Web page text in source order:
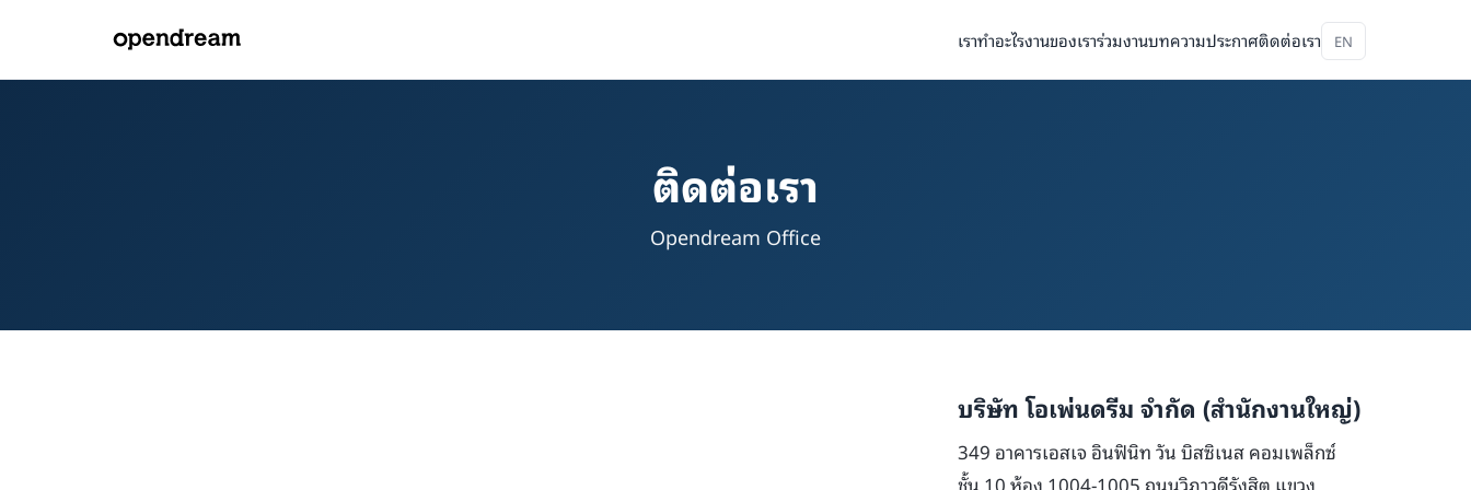
เราทำอะไรงานของเราร่วมงานบทความประกาศติดต่อเรา EN
ติดต่อเรา
Opendream Office
บริษัท โอเพ่นดรีม จำกัด (สำนักงานใหญ่)
349 อาคารเอสเจ อินฟินิท วัน บิสซิเนส คอมเพล็กซ์
ชั้น 10 ห้อง 1004-1005 ถนนวิภาวดีรังสิต แขวง